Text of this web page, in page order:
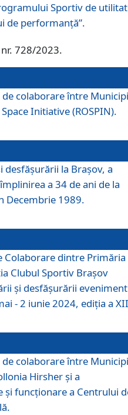
Sportiv de
de performanță”.
nr. 728/2023.
colaborare între
Initiative (ROSPIN).
la Braşov, a
a 34 de ani de la
Decembrie 1989.
Colaborare dintre Primăria
Clubul Sportiv Brașov
și desfășurării
- 2 iunie 2024, ediția a
colaborare între
Hirsher și a
și funcționare a Centrului